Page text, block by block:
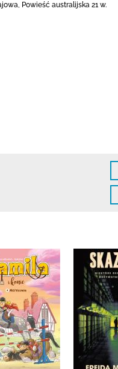
Powieść australijska 21 w.